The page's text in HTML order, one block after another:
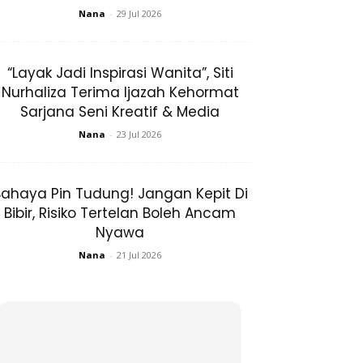
Nana - 29 Jul 2026
“Layak Jadi Inspirasi Wanita”, Siti
Nurhaliza Terima Ijazah Kehormat
Sarjana Seni Kreatif & Media
Nana - 23 Jul 2026
Pin Tudung! Jangan Kepit Di
Bibir, Risiko Tertelan Boleh Ancam
Nyawa
Nana - 21 Jul 2026